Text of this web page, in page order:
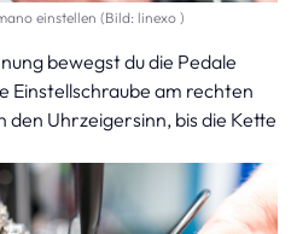
einstellen (Bild: linexo )
bewegst du die Pedale
Einstellschraube am rechten
den Uhrzeigersinn, bis die Kette